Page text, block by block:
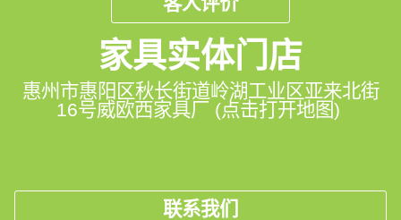
家具实体门店
惠州市惠阳区秋长街道岭湖工业区亚来北街
16号威欧西家具厂 (点击打开地图)
联系我们